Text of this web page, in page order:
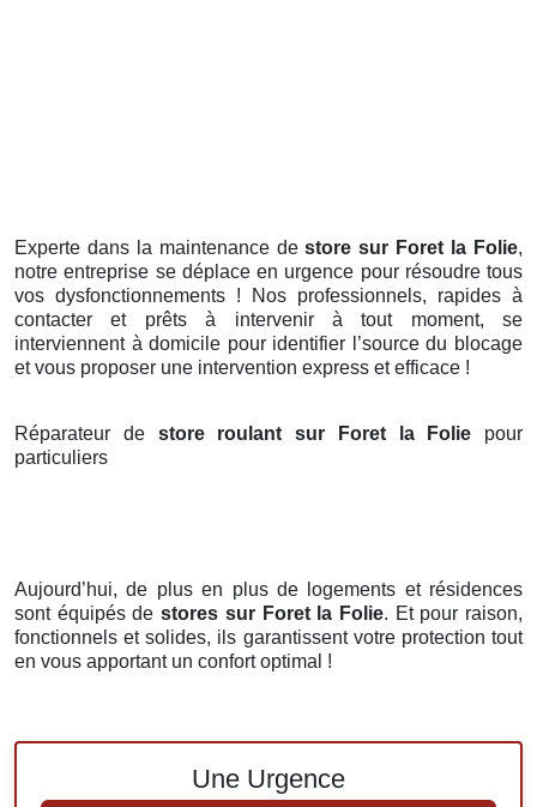
Experte dans la maintenance destore sur Foret la Folie,
notre entreprise se déplace en urgence pour résoudre tous
vos dysfonctionnements ! Nos professionnels, rapides à
contacter et prêts à intervenir à tout moment, se
interviennent à domicile pour identifier l’source du blocage
et vous proposer une intervention express et efficace !
Réparateur de store roulant sur Foret la Folie pour
particuliers
Aujourd’hui, de plus en plus de logements et résidences
sont équipés destores sur Foret la Folie. Et pour raison,
fonctionnels et solides, ils garantissent votre protection tout
en vous apportant un confort optimal !
Une Urgence